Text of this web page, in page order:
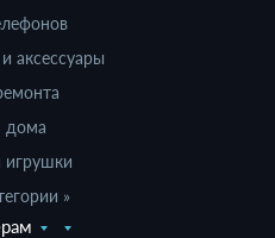
аксессуары
дома
»